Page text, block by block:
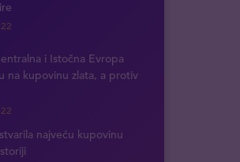
i Istočna Evropa
na kupovinu zlata, a protiv
najveću kupovinu